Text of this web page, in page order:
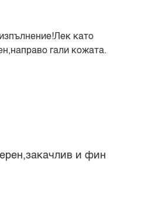
като
гали кожата.
и фин